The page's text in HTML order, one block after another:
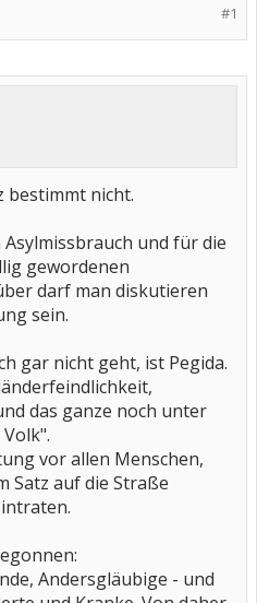
#1
bestimmt nicht.
und für die
gewordenen
darf man diskutieren
sein.
gar nicht geht, ist Pegida.
das ganze noch unter
vor allen Menschen,
Satz auf die Straße
Andersgläubige - und